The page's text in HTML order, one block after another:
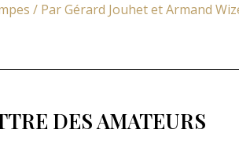
/ ParGérard Jouhet et Armand
DES AMATEURS